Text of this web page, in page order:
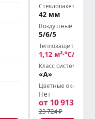
Стеклопакет
42 мм
Воздушные камеры
5/6/5
Теплозащита Ro
1,12 м²·°С/Вт
Класс системы
«А»
Цветные окна
Нет
от 10 913 ₽/м²
23 724 ₽